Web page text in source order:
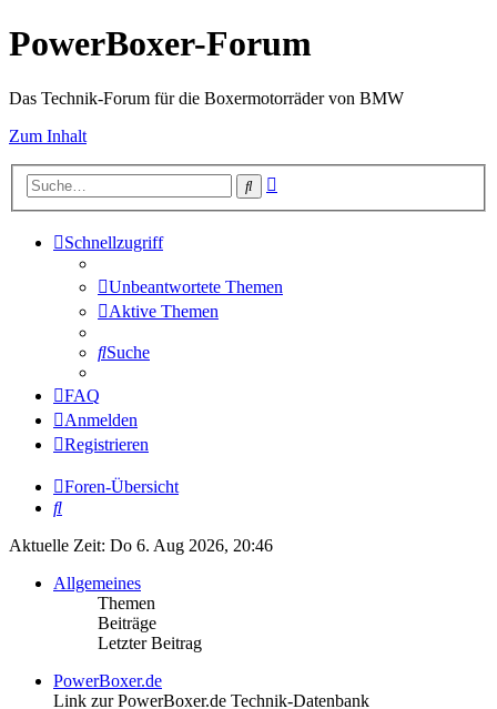
PowerBoxer-Forum
Das Technik-Forum für die Boxermotorräder von BMW
Zum Inhalt
Suche
Schnellzugriff
Unbeantwortete Themen
Aktive Themen
Suche
FAQ
Anmelden
Registrieren
Foren-Übersicht
Suche
Aktuelle Zeit: Do 6. Aug 2026, 20:46
Allgemeines
Themen
Beiträge
Letzter Beitrag
PowerBoxer.de
Link zur PowerBoxer.de Technik-Datenbank